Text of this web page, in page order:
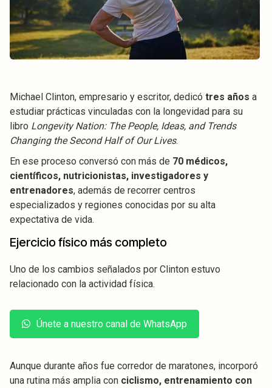
Michael Clinton, empresario y escritor, dedicó tres años a
estudiar prácticas vinculadas con la longevidad para su
libro Longevity Nation: The People, Ideas, and Trends
Changing the Second Half of Our Lives.
En ese proceso conversó con más de 70 médicos,
científicos, nutricionistas, investigadores y
entrenadores, además de recorrer centros
especializados y regiones conocidas por su alta
expectativa de vida.
Ejercicio físico más completo
Uno de los cambios señalados por Clinton estuvo
relacionado con la actividad física.
Únete a nuestro canal de WhatsApp
Aunque durante años fue corredor de maratones, incorporó
una rutina más amplia con ciclismo, entrenamiento con